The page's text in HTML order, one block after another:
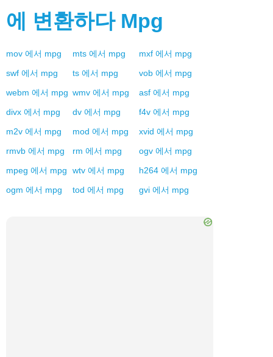
에 변환하다 Mpg
mov 에서 mpg mts 에서 mpg mxf 에서 mpg
swf 에서 mpg ts 에서 mpg vob 에서 mpg
webm 에서 mpg wmv 에서 mpg asf 에서 mpg
divx 에서 mpg dv 에서 mpg f4v 에서 mpg
m2v 에서 mpg mod 에서 mpg xvid 에서 mpg
rmvb 에서 mpg rm 에서 mpg ogv 에서 mpg
mpeg 에서 mpg wtv 에서 mpg h264 에서 mpg
ogm 에서 mpg tod 에서 mpg gvi 에서 mpg